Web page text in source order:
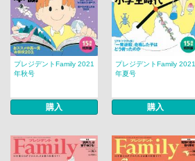
プレジデントFamily 2021
年秋号
購入
プレジデントFamily 2021
年夏号
購入